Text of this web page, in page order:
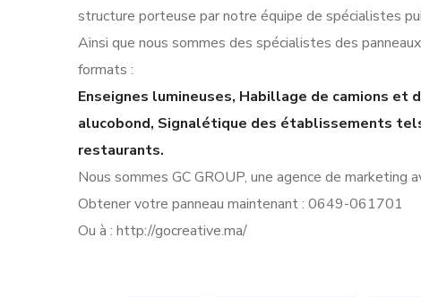
structure porteuse par notre équipe de spécialistes
Ainsi que nous sommes des spécialistes des
formats :
Enseignes lumineuses, Habillage de camions et
alucobond, Signalétique des établissements
restaurants.
Nous sommes GC GROUP, une agence de marketing
Obtener votre panneau maintenant : 0649-061701
Ou à : http://gocreative.ma/